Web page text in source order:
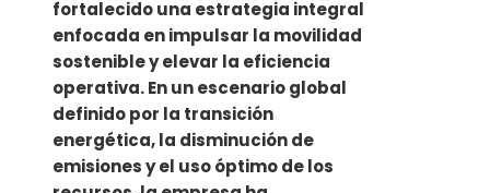
fortalecido una estrategia integral
enfocada en impulsar la movilidad
sostenible y elevar la eficiencia
operativa. En un escenario global
definido por la transición
energética, la disminución de
emisiones y el uso óptimo de los